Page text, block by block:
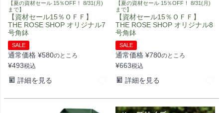
【夏の資材セール 15％OFF！ 8/31(月)
まで】
【資材セール15％ＯＦＦ】
THE ROSE SHOP オリジナル7
号角鉢
SALE
通常価格 ¥580のところ
¥493税込
詳細を見る
【夏の資材セール 15％OFF！ 8/31(月)
まで】
【資材セール15％ＯＦＦ】
THE ROSE SHOP オリジナル8
号角鉢
SALE
通常価格 ¥780のところ
¥663税込
詳細を見る